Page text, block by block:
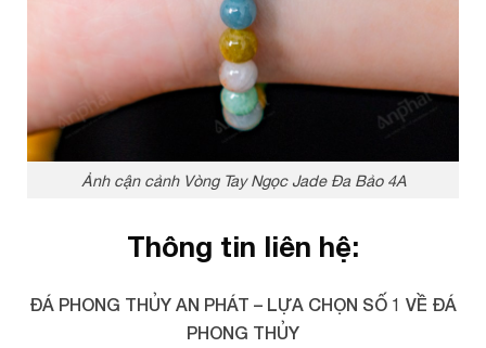
Ảnh cận cảnh Vòng Tay Ngọc Jade Đa Bảo 4A
Thông tin liên hệ:
ĐÁ PHONG THỦY AN PHÁT – LỰA CHỌN SỐ 1 VỀ ĐÁ
PHONG THỦY